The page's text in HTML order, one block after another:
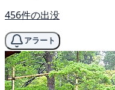
456件の出没
アラート